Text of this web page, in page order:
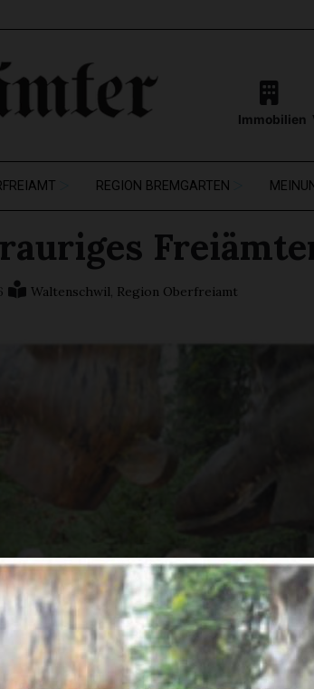
Immobilien
REGION BREMGARTEN
Waltenschwil, Region Oberfreiamt